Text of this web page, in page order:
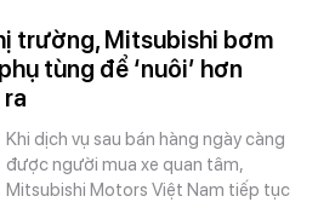
trường, Mitsubishi bơm
tùng để ‘nuôi’ hơn
Khi dịch vụ sau bán hàng ngày càng
được người mua xe quan tâm,
Mitsubishi Motors Việt Nam tiếp tục